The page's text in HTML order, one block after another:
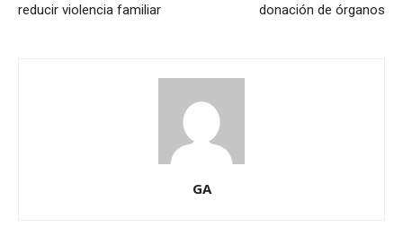
reducir violencia familiar
donación de órganos
GA